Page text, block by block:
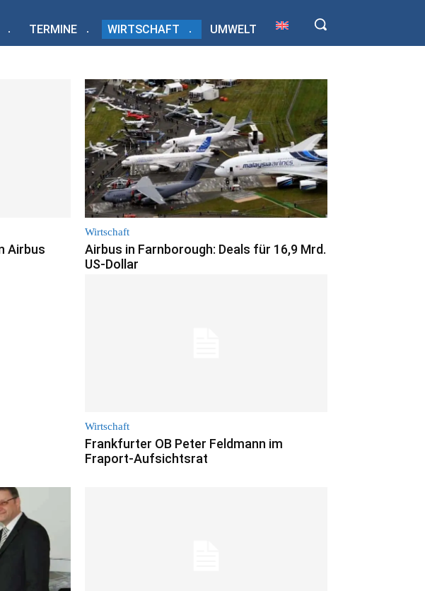
TERMINE WIRTSCHAFT UMWELT
Airbus
Wirtschaft
Airbus in Farnborough: Deals für 16,9 Mrd.
US-Dollar
Wirtschaft
Frankfurter OB Peter Feldmann im
Fraport-Aufsichtsrat